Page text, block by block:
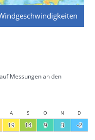
Messungen an den
A S O N D
19 14 9 3 -2